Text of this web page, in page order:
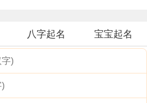
八字起名 宝宝起名